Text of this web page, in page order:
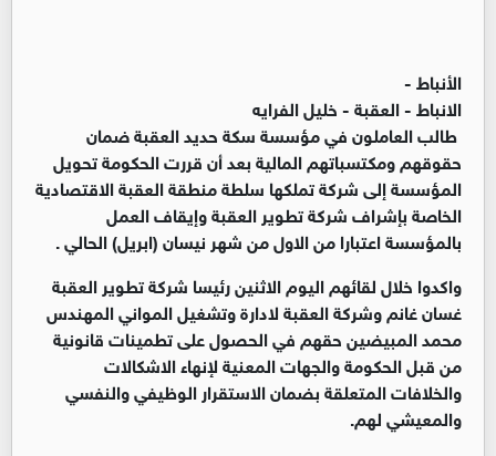
الأنباط -
الانباط - العقبة - خليل الفرايه
طالب العاملون في مؤسسة سكة حديد العقبة ضمان
حقوقهم ومكتسباتهم المالية بعد أن قررت الحكومة تحويل
المؤسسة إلى شركة تملكها سلطة منطقة العقبة الاقتصادية
الخاصة بإشراف شركة تطوير العقبة وإيقاف العمل
بالمؤسسة اعتبارا من الاول من شهر نيسان (ابريل) الحالي .
واكدوا خلال لقائهم اليوم الاثنين رئيسا شركة تطوير العقبة
غسان غانم وشركة العقبة لادارة وتشغيل المواني المهندس
محمد المبيضين حقهم في الحصول على تطمينات قانونية
من قبل الحكومة والجهات المعنية لإنهاء الاشكالات
والخلافات المتعلقة بضمان الاستقرار الوظيفي والنفسي
والمعيشي لهم.